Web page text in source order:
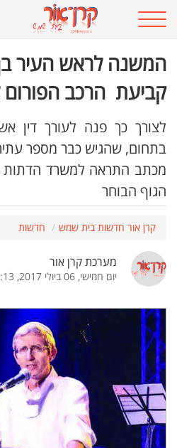
המשנה לראש העיר
קביעת הרכב
לצורך כך פנה לעורך דין
בתחום, שהגיש כבר מספר
מכתב התראה למשרד
הגוף הבוחר
קרן אור חדשות בית שמש חדשות
מערכת קרן אור
יום חמישי, 06 ביולי 2017, 14:13